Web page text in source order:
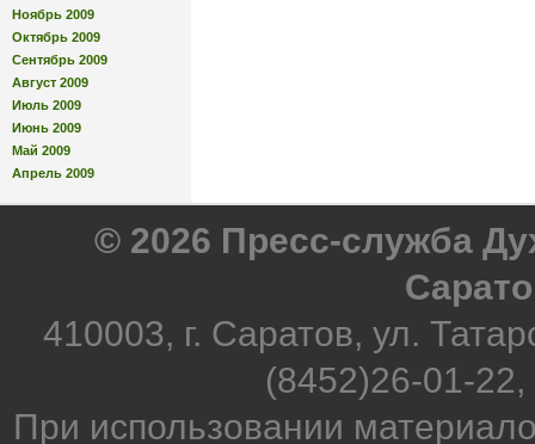
Ноябрь 2009
Октябрь 2009
Сентябрь 2009
Август 2009
Июль 2009
Июнь 2009
Май 2009
Апрель 2009
© 2026 Пресс-служба
410003, г. Саратов, ул.
(8452)26-01-
При использовании